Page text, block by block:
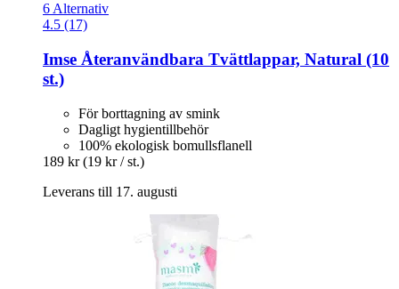
6 Alternativ
4.5 (17)
Imse Återanvändbara Tvättlappar, Natural (10
st.)
För borttagning av smink
Dagligt hygientillbehör
100% ekologisk bomullsflanell
189 kr (19 kr / st.)
Leverans till 17. augusti